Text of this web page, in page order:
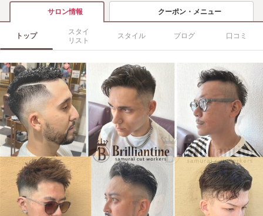
サロン情報 クーポン・メニュー
トップ
スタイ
リスト
スタイル ブログ 口コミ